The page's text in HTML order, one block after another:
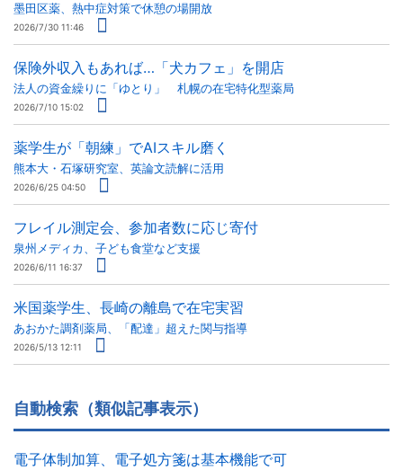
墨田区薬、熱中症対策で休憩の場開放
2026/7/30 11:46
保険外収入もあれば…「犬カフェ」を開店
法人の資金繰りに「ゆとり」 札幌の在宅特化型薬局
2026/7/10 15:02
薬学生が「朝練」でAIスキル磨く
熊本大・石塚研究室、英論文読解に活用
2026/6/25 04:50
フレイル測定会、参加者数に応じ寄付
泉州メディカ、子ども食堂など支援
2026/6/11 16:37
米国薬学生、長崎の離島で在宅実習
あおかた調剤薬局、「配達」超えた関与指導
2026/5/13 12:11
自動検索（類似記事表示）
電子体制加算、電子処方箋は基本機能で可